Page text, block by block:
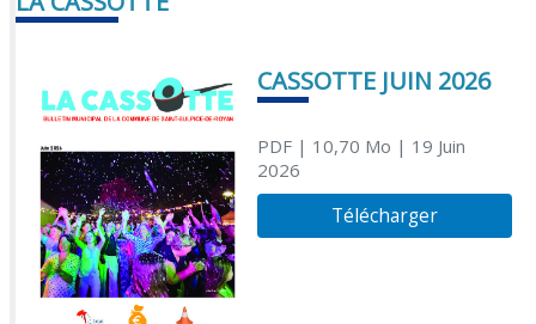
CASSOTTE JUIN 2026
PDF| 10,70 Mo | 19 Juin
2026
Télécharger